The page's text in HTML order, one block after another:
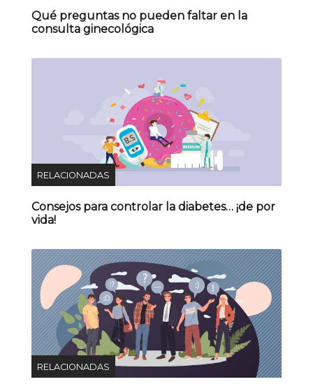
Qué preguntas no pueden faltar en la
consulta ginecológica
RELACIONADAS
Consejos para controlar la diabetes… ¡de por
vida!
RELACIONADAS